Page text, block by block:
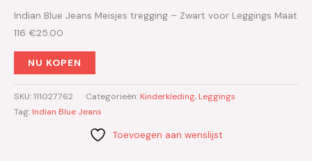
Indian Blue Jeans Meisjes tregging – Zwart voor Leggings Maat
116 €25.00
NU KOPEN
SKU:111027762 Categorieën: Kinderkleding, Leggings
Tag: Indian Blue Jeans
Toevoegen aan wenslijst